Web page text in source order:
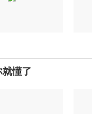
懂了